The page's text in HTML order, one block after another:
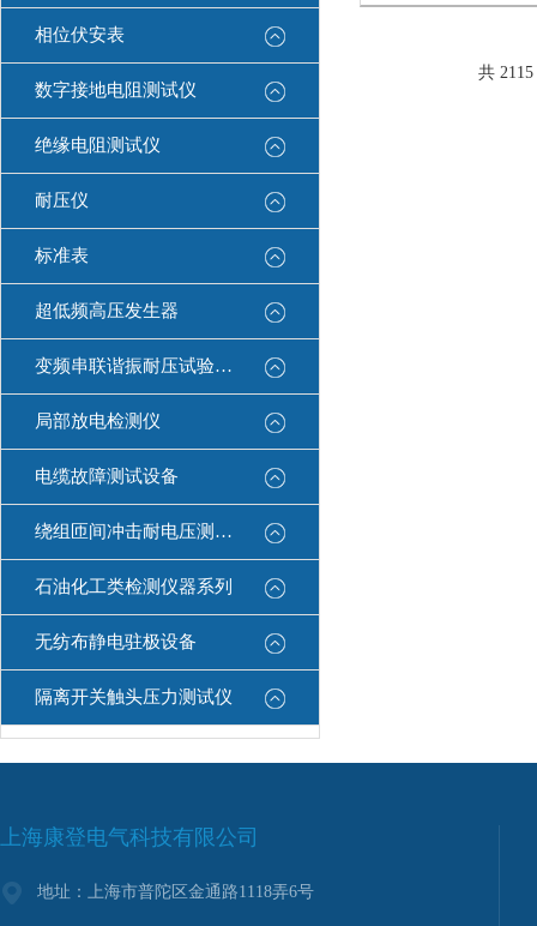
相位伏安表
数字接地电阻测试仪
绝缘电阻测试仪
耐压仪
标准表
超低频高压发生器
变频串联谐振耐压试验装置
局部放电检测仪
电缆故障测试设备
绕组匝间冲击耐电压测试仪
石油化工类检测仪器系列
无纺布静电驻极设备
隔离开关触头压力测试仪
幕液晶显示，并将
共
上海康登电气科技有限公司
地址：上海市普陀区金通路1118弄6号